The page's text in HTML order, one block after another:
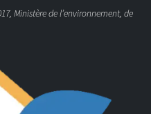
Ministère de l’environnement, de